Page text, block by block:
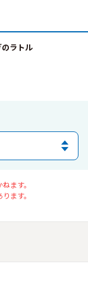
のラトル
ます。
ます。